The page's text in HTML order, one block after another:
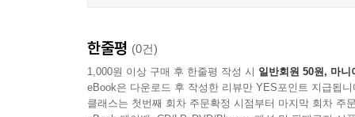
한줄평 (0건)
1,000원 이상 구매 후 한줄평 작성 시 일반회원 50원, 마니
eBook은 다운로드 후 작성한 리뷰만 YES포인트 지급됩니
클래스는 첫번째 회차 주문확정 시점부터 마지막 회차 주